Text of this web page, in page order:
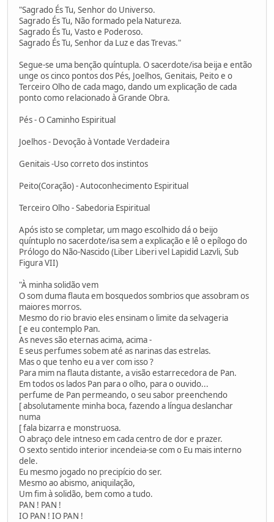
"Sagrado És Tu, Senhor do Universo.
Sagrado És Tu, Não formado pela Natureza.
Sagrado És Tu, Vasto e Poderoso.
Sagrado És Tu, Senhor da Luz e das Trevas."
Segue-se uma benção quíntupla. O sacerdote/isa beija e então
unge os cinco pontos dos Pés, Joelhos, Genitais, Peito e o
Terceiro Olho de cada mago, dando um explicação de cada
ponto como relacionado à Grande Obra.
Pés - O Caminho Espiritual
Joelhos - Devoção à Vontade Verdadeira
Genitais -Uso correto dos instintos
Peito(Coração) - Autoconhecimento Espiritual
Terceiro Olho - Sabedoria Espiritual
Após isto se completar, um mago escolhido dá o beijo
quíntuplo no sacerdote/isa sem a explicação e lê o epílogo do
Prólogo do Não-Nascido (Liber Liberi vel Lapidid Lazvli, Sub
Figura VII)
"À minha solidão vem
O som duma flauta em bosquedos sombrios que assobram os
maiores morros.
Mesmo do rio bravio eles ensinam o limite da selvageria
[ e eu contemplo Pan.
As neves são eternas acima, acima -
E seus perfumes sobem até as narinas das estrelas.
Mas o que tenho eu a ver com isso ?
Para mim na flauta distante, a visão estarrecedora de Pan.
Em todos os lados Pan para o olho, para o ouvido...
perfume de Pan permeando, o seu sabor preenchendo
[ absolutamente minha boca, fazendo a língua deslanchar
numa
[ fala bizarra e monstruosa.
O abraço dele intneso em cada centro de dor e prazer.
O sexto sentido interior incendeia-se com o Eu mais interno
dele.
Eu mesmo jogado no precipício do ser.
Mesmo ao abismo, aniquilação,
Um fim à solidão, bem como a tudo.
PAN ! PAN !
IO PAN ! IO PAN !